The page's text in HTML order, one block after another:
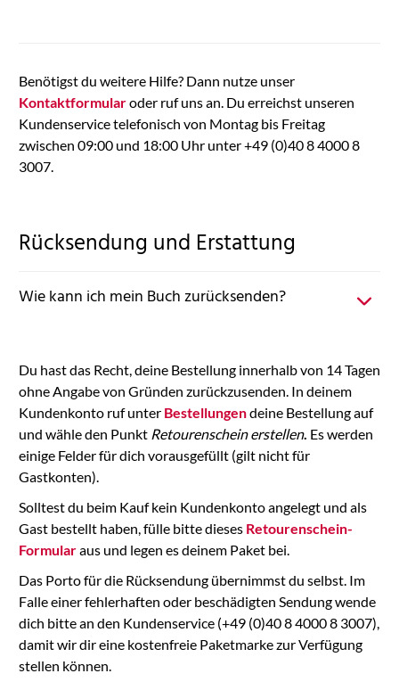
Benötigst du weitere Hilfe? Dann nutze unser
Kontaktformularoder ruf uns an. Du erreichst unseren
Kundenservice telefonisch von Montag bis Freitag
zwischen 09:00 und 18:00 Uhr unter +49 (0)40 8 4000 8
3007.
Rücksendung und Erstattung
Wie kann ich mein Buch zurücksenden?
Du hast das Recht, deine Bestellung innerhalb von 14 Tagen
ohne Angabe von Gründen zurückzusenden. In deinem
Kundenkonto ruf unter Bestellungendeine Bestellung auf
und wähle den Punkt Retourenschein erstellen. Es werden
einige Felder für dich vorausgefüllt (gilt nicht für
Gastkonten).
Solltest du beim Kauf kein Kundenkonto angelegt und als
Gast bestellt haben, fülle bitte dieses Retourenschein-
Formularaus und legen es deinem Paket bei.
Das Porto für die Rücksendung übernimmst du selbst. Im
Falle einer fehlerhaften oder beschädigten Sendung wende
dich bitte an den Kundenservice (+49 (0)40 8 4000 8 3007),
damit wir dir eine kostenfreie Paketmarke zur Verfügung
stellen können.